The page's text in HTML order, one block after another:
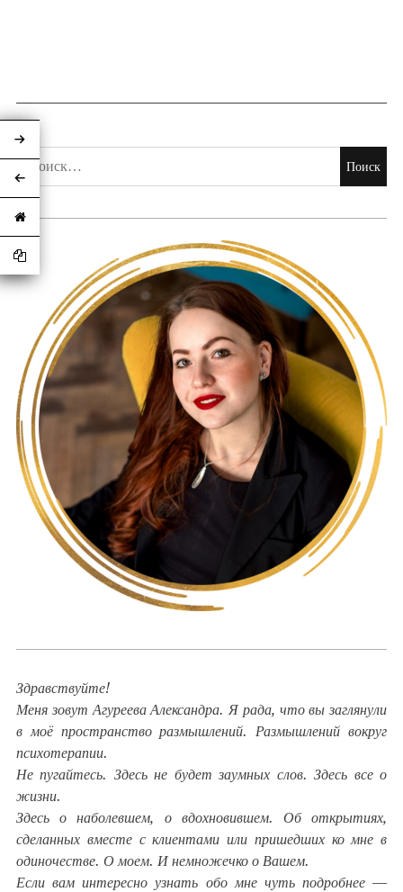
Здравствуйте!
Меня зовут Агуреева Александра. Я рада, что вы заглянули
в моё пространство размышлений. Размышлений вокруг
психотерапии.
Не пугайтесь. Здесь не будет заумных слов. Здесь все о
жизни.
Здесь о наболевшем, о вдохновившем. Об открытиях,
сделанных вместе с клиентами или пришедших ко мне в
одиночестве. О моем. И немножечко о Вашем.
Если вам интересно узнать обо мне чуть подробнее —